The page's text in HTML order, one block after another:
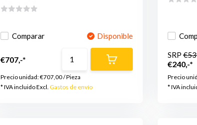
Comparar Disponible
€707,-*
Precio unidad:€707,00/Pieza
* IVA incluido Excl. Gastos de envío
SRP
€240,-*
Precio
* IVA